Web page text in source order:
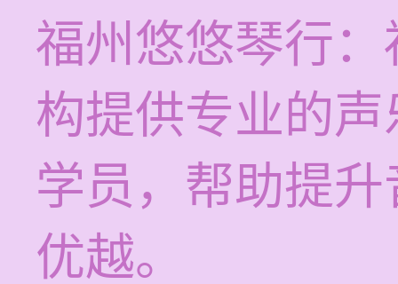
福州悠悠琴行
构提供专业的
学员，帮助提
优越。